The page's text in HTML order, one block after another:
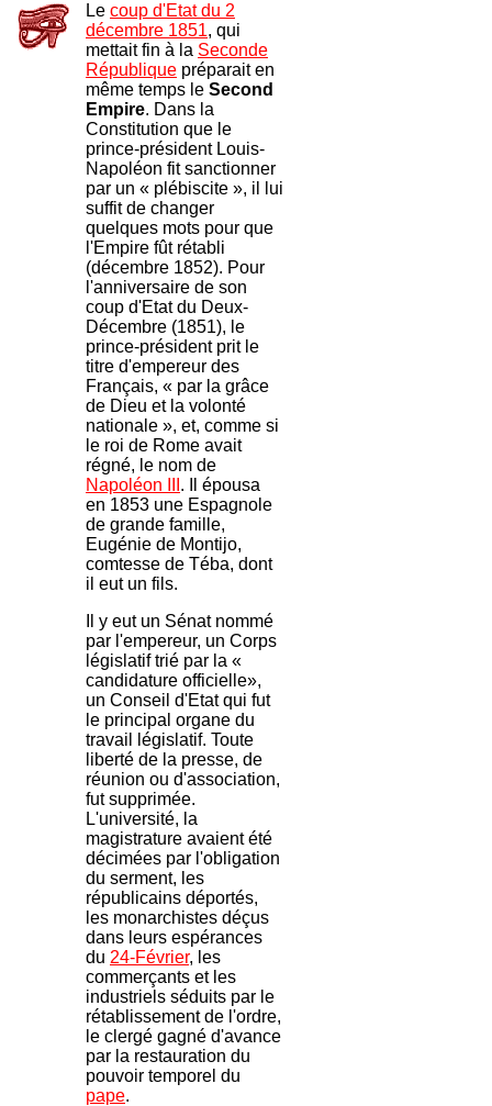
Le coup d'Etat du 2
décembre 1851, qui
mettait fin à la Seconde
République préparait en
même temps le Second
Empire. Dans la
Constitution que le
prince-président Louis-
Napoléon fit sanctionner
par un « plébiscite », il lui
suffit de changer
quelques mots pour que
l'Empire fût rétabli
(décembre 1852). Pour
l'anniversaire de son
coup d'Etat du Deux-
Décembre (1851), le
prince-président prit le
titre d'empereur des
Français, « par la grâce
de Dieu et la volonté
nationale », et, comme si
le roi de Rome avait
régné, le nom de
Napoléon III . Il épousa
en 1853 une Espagnole
de grande famille,
Eugénie de Montijo,
comtesse de Téba, dont
il eut un fils.
Il y eut un Sénat nommé
par l'empereur, un Corps
législatif trié par la «
candidature officielle»,
un Conseil d'Etat qui fut
le principal organe du
travail législatif. Toute
liberté de la presse, de
réunion ou d'association,
fut supprimée.
L'université, la
magistrature avaient été
décimées par l'obligation
du serment, les
républicains déportés,
les monarchistes déçus
dans leurs espérances
du 24-Février, les
commerçants et les
industriels séduits par le
rétablissement de l'ordre,
le clergé gagné d'avance
par la restauration du
pouvoir temporel du
pape.